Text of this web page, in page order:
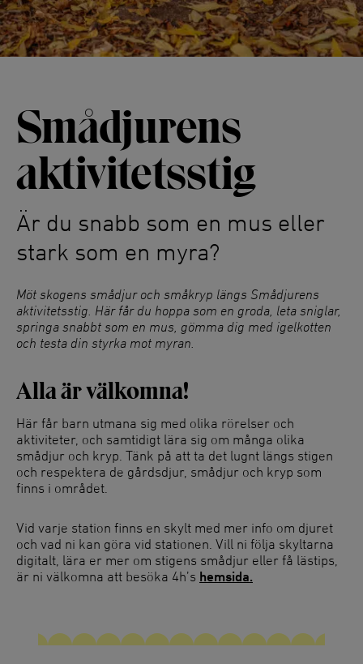
Smådjurens
aktivitetsstig
Är du snabb som en mus eller
stark som en myra?
Möt skogens smådjur och småkryp längs Smådjurens
aktivitetsstig. Här får du hoppa som en groda, leta sniglar,
springa snabbt som en mus, gömma dig med igelkotten
och testa din styrka mot myran.
Alla är välkomna!
Här får barn utmana sig med olika rörelser och
aktiviteter, och samtidigt lära sig om många olika
smådjur och kryp. Tänk på att ta det lugnt längs stigen
och respektera de gårdsdjur, smådjur och kryp som
finns i området.
Vid varje station finns en skylt med mer info om djuret
och vad ni kan göra vid stationen. Vill ni följa skyltarna
digitalt, lära er mer om stigens smådjur eller få lästips,
är ni välkomna att besöka 4h’s hemsida.